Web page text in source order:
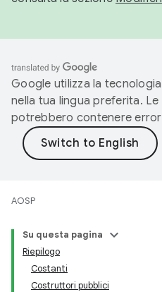
Google utilizza la
nella tua lingua preferita.
potrebbero contenere
AOSP
Su questa pagina
Riepilogo
Costanti
Costruttori pubblici